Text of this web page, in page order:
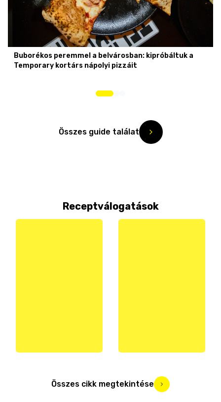
Buborékos peremmel a belvárosban: kipróbáltuk a
Temporary kortárs nápolyi pizzáit
Összes guide találat
Receptválogatások
Összes cikk megtekintése